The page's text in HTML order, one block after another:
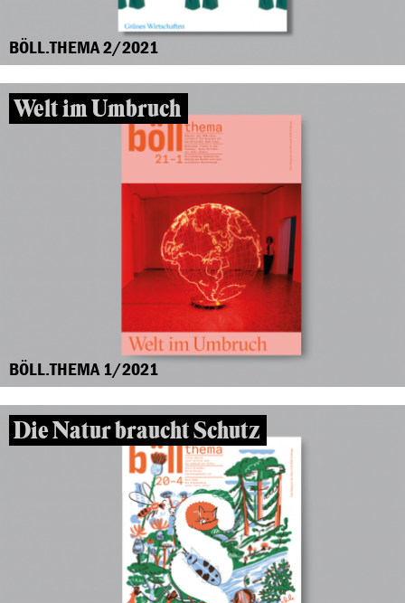
BÖLL.THEMA 2/2021
Welt im Umbruch
BÖLL.THEMA 1/2021
Die Natur braucht Schutz